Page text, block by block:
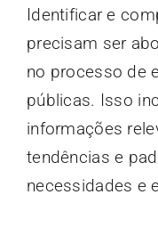
Identificar e
precisam ser
no processo de
públicas. Isso
informações
tendências e
necessidades e